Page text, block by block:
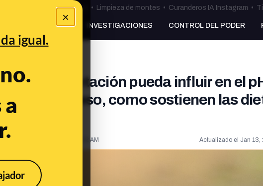
×
igual.
Bulos Ceuta • Limpieza de montes • Curanderos IA Instagram •
PREBUNKING INVESTIGACIONES CONTROL DEL PODER
la alimentación pueda influir en el
de peso, como sostienen las
el Sep 17, 2018, 7:49:22 AM Actualizado el Jan 13,